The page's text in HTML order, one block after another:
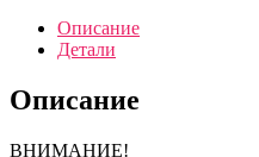
Описание
Детали
Описание
ВНИМАНИЕ!